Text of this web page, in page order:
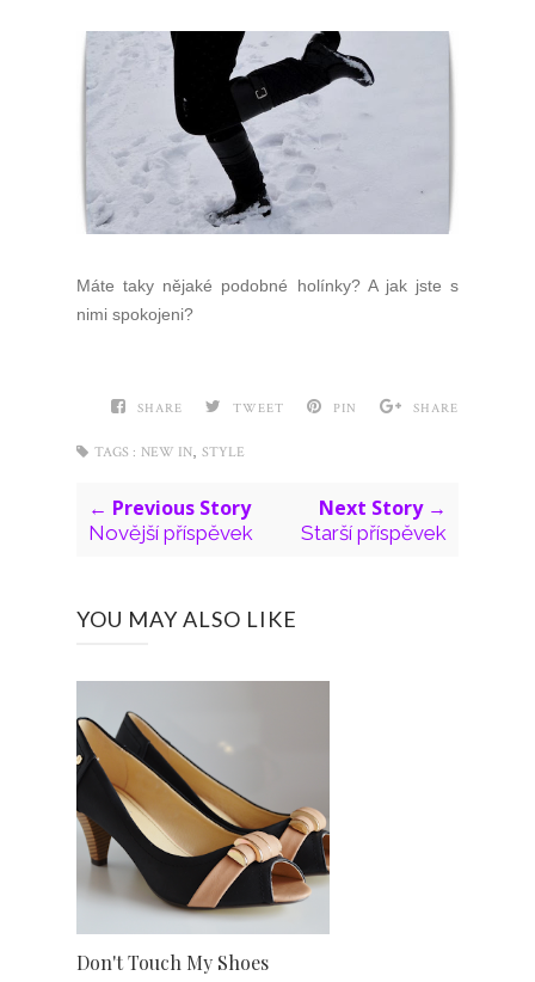
Máte taky nějaké podobné holínky? A jak jste s
nimi spokojeni?
SHARE TWEET PIN SHARE
TAGS : NEW IN, STYLE
← Previous Story
Novější příspěvek
Next Story →
Starší příspěvek
YOU MAY ALSO LIKE
Don't Touch My Shoes